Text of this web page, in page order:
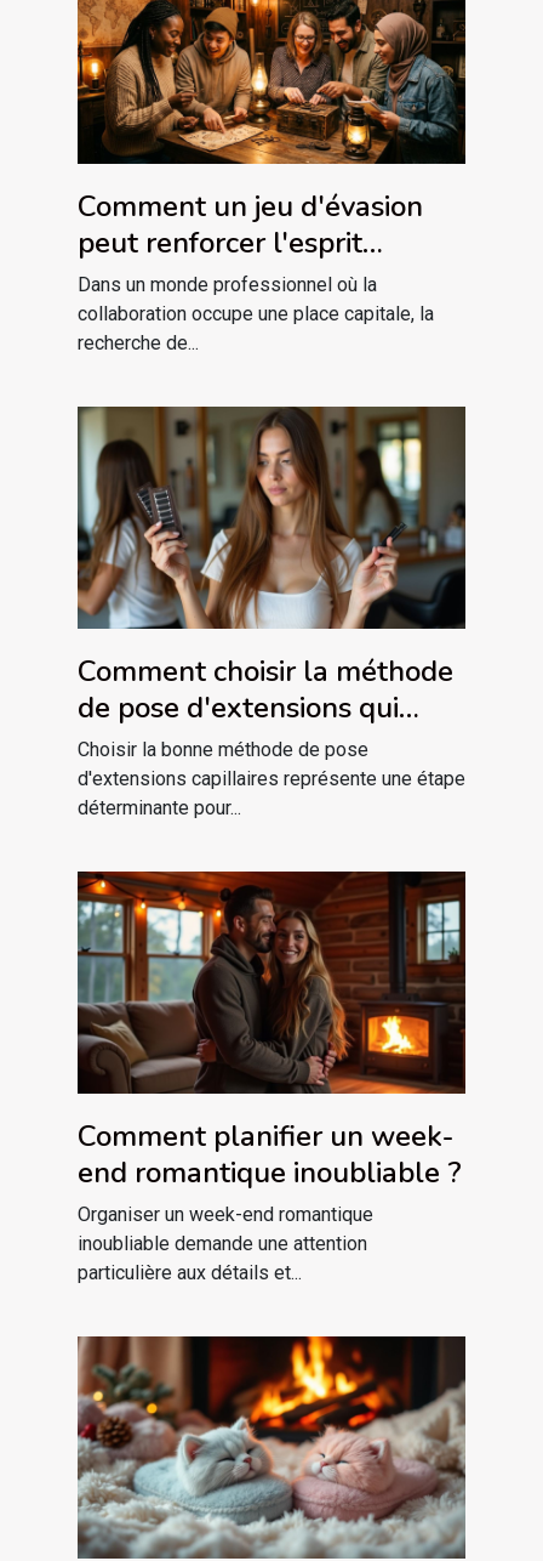
Comment un jeu d'évasion
peut renforcer l'esprit
d'équipe ?
Dans un monde professionnel où la
collaboration occupe une place capitale, la
recherche de...
Comment choisir la méthode
de pose d'extensions qui
vous convient ?
Choisir la bonne méthode de pose
d'extensions capillaires représente une étape
déterminante pour...
Comment planifier un week-
end romantique inoubliable ?
Organiser un week-end romantique
inoubliable demande une attention
particulière aux détails et...